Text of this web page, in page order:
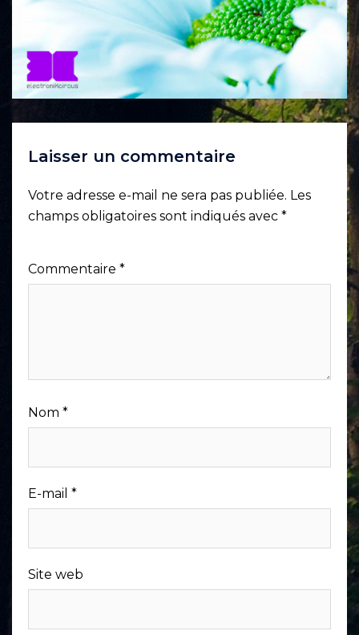
Laisser un commentaire
Votre adresse e-mail ne sera pas publiée. Les
champs obligatoires sont indiqués avec *
Commentaire *
Nom *
E-mail *
Site web